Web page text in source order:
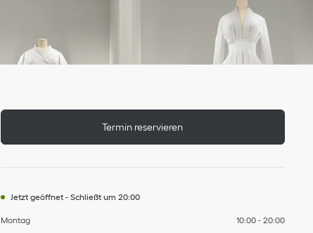
Termin reservieren
Jetzt geöffnet- Schließt um 20:00
Wochentag
Montag 10:00-
nach
20:00
nach
nach
nach
nach
nach